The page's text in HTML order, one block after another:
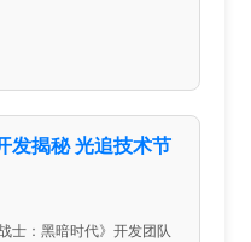
发揭秘 光追技术节
士：黑暗时代》开发团队